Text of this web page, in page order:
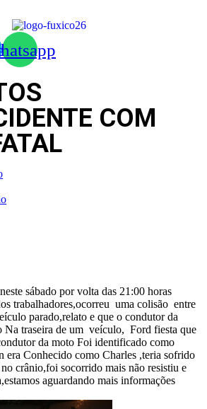
COM
sábado por volta das 21:00 horas
trabalhadores,ocorreu uma colisão entre
parado,relato e que o condutor da
Na traseira de um veículo, Ford fiesta que
da moto Foi identificado como
era Conhecido como Charles ,teria sofrido
crânio,foi socorrido mais não resistiu e
aguardando mais informações